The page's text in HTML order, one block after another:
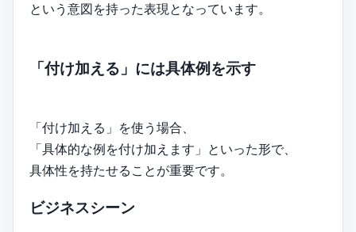
という意図を持った表現となっています。
「付け加える」には具体例を示す
「付け加える」を使う場合、
「具体的な例を付け加えます」といった形で、
具体性を持たせることが重要です。
ビジネスシーン